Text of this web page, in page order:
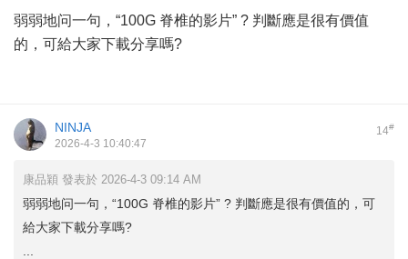
弱弱地问一句，“100G 脊椎的影片” ? 判斷應是很有價值
的，可給大家下載分享嗎?
14#
NINJA
2026-4-3 10:40:47
康品穎 發表於 2026-4-3 09:14 AM
弱弱地问一句，“100G 脊椎的影片” ? 判斷應是很有價值的，可
給大家下載分享嗎?